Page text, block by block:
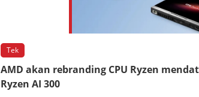
Tek
AMD akan rebranding CPU Ryzen
Ryzen AI 300